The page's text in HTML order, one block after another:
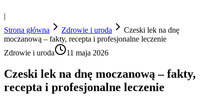
|
Strona główna
Zdrowie i uroda
Czeski lek na dnę
moczanową – fakty, recepta i profesjonalne leczenie
Zdrowie i uroda
11 maja 2026
Czeski lek na dnę moczanową – fakty,
recepta i profesjonalne leczenie